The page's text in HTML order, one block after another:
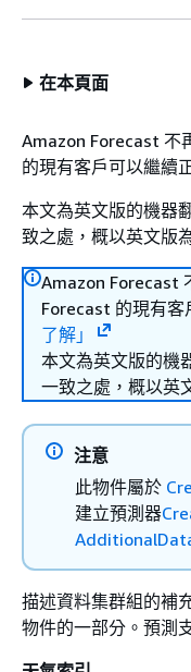
在本頁面
Amazon Forecast 不
的現有客戶可以繼續
本文為英文版的機器
致之處，概以英文版
Amazon Forecast
Forecast 的現有客
了解」
本文為英文版的機
一致之處，概以英
注意
此物件屬於
建立預測器
描述資料集群組的補
物件的一部分。預測